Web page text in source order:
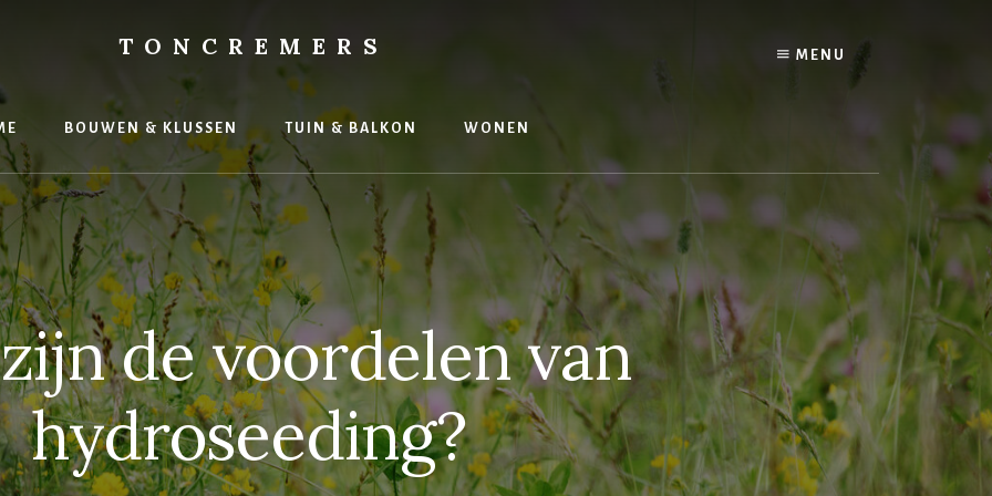
MENU
TONCREMERS
BOUWEN & KLUSSEN TUIN & BALKON WONEN
de voordelen van
hydroseeding?